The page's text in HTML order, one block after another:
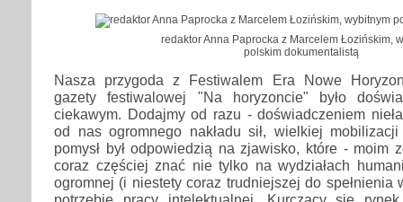
redaktor Anna Paprocka z Marcelem Łozińskim,
polskim dokumentalistą
Nasza przygoda z Festiwalem Era Nowe
gazety festiwalowej "Na horyzoncie" było
ciekawym. Dodajmy od razu - doświadczeniem
od nas ogromnego nakładu sił, wielkiej
pomysł był odpowiedzią na zjawisko, które - moim
coraz częściej znać nie tylko na wydziałach
ogromnej (i niestety coraz trudniejszej do spełnienia